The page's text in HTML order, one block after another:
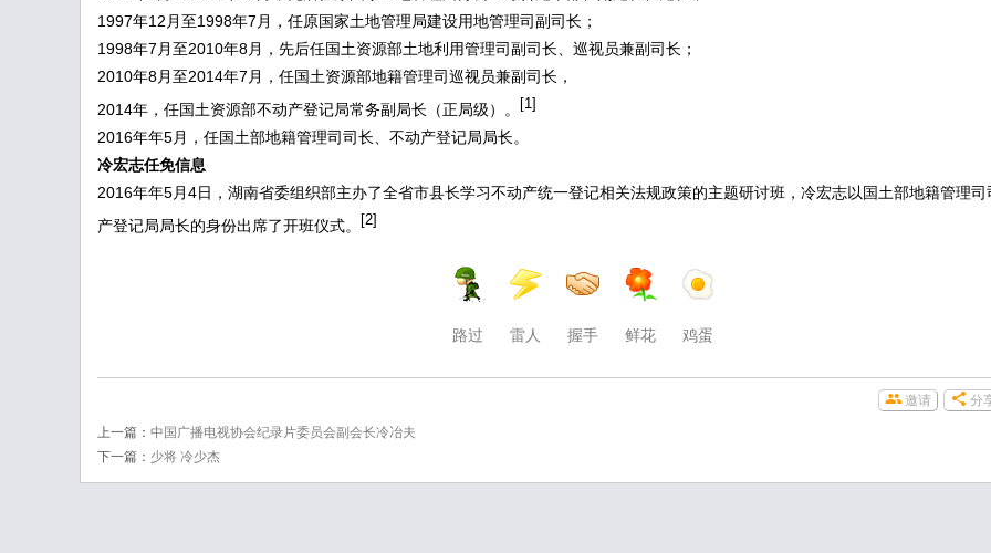
1997年12月至1998年7月，任原国家土地管理局建设用地管理司副司长；
1998年7月至2010年8月，先后任国土资源部土地利用管理司副司长、巡视员兼副司长；
2010年8月至2014年7月，任国土资源部地籍管理司巡视员兼副司长，
2014年，任国土资源部不动产登记局常务副局长（正局级）。
[1]
2016年年5月，任国土部地籍管理司司长、不动产登记局局长。
冷宏志任免信息
2016年年5月4日，湖南省委组织部主办了全省市县长学习不动产统一登记相关法规政策的主题研讨班，冷宏志以国土部地籍管理司
产登记局局长的身份出席了开班仪式。 [2]
路过 雷人 握手 鲜花 鸡蛋
分
邀请
上一篇： 中国广播电视协会纪录片委员会副会长冷冶夫
下一篇： 少将 冷少杰